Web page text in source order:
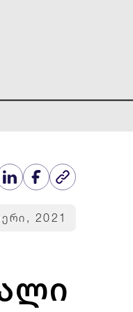
2021